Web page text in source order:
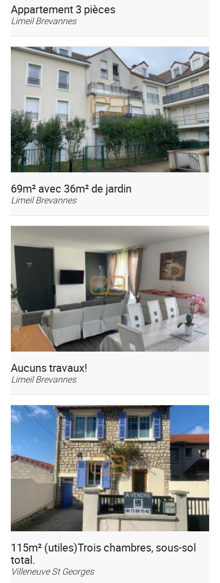
Appartement 3 pièces
Limeil Brevannes
69m² avec 36m² de jardin
Limeil Brevannes
Aucuns travaux!
Limeil Brevannes
115m² (utiles)Trois chambres, sous-sol
total.
Villeneuve St Georges